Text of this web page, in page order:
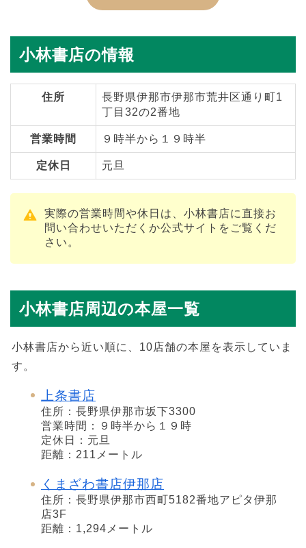
小林書店の情報
住所
長野県伊那市伊那市荒井区通り町1
丁目32の2番地
営業時間 ９時半から１９時半
定休日 元旦
実際の営業時間や休日は、小林書店に直接お
問い合わせいただくか公式サイトをご覧くだ
さい。
小林書店周辺の本屋一覧
小林書店から近い順に、10店舗の本屋を表示していま
す。
上条書店
住所：長野県伊那市坂下3300
営業時間：９時半から１９時
定休日：元旦
距離：211メートル
くまざわ書店伊那店
住所：長野県伊那市西町5182番地アピタ伊那
店3F
距離：1,294メートル